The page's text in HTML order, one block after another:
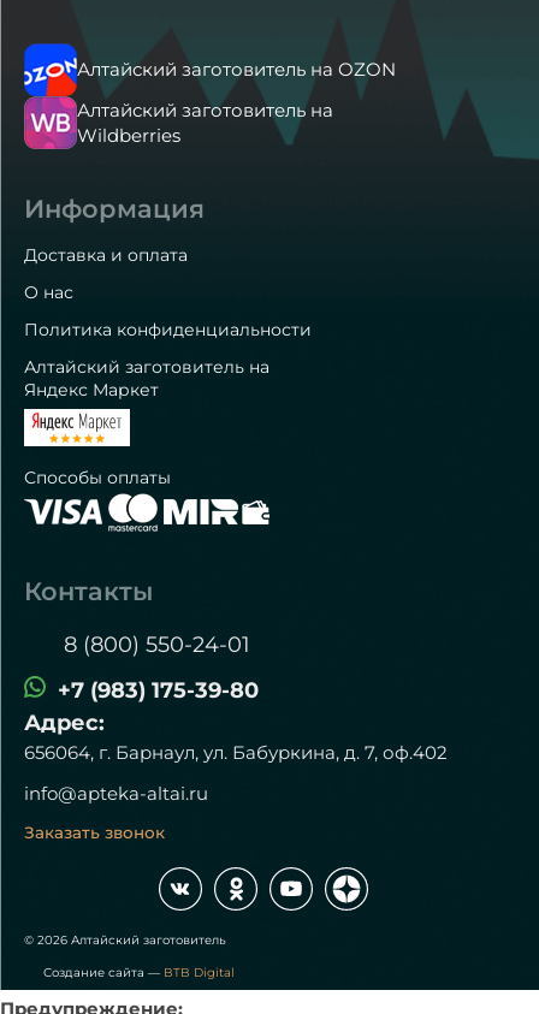
Алтайский заготовитель на OZON
Алтайский заготовитель на
Wildberries
Информация
Доставка и оплата
О нас
Политика конфиденциальности
Алтайский заготовитель на
Яндекс Маркет
Способы оплаты
Контакты
8 (800) 550-24-01
+7 (983) 175-39-80
Адрес:
656064, г. Барнаул, ул. Бабуркина, д. 7, оф.402
info@apteka-altai.ru
Заказать звонок
© 2026 Алтайский заготовитель
Создание сайта — BTB Digital
Предупреждение: